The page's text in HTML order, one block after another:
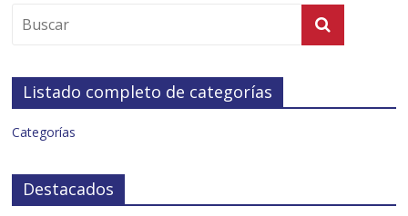
Listado completo de categorías
Categorías
Destacados